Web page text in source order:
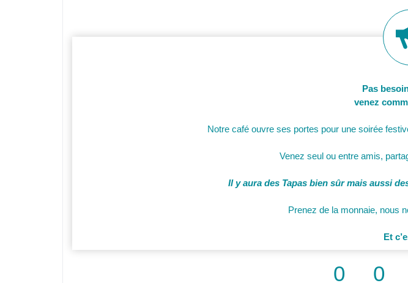
Pas
venez
Notre café ouvre ses portes pour une soirée
Venez seul ou entre amis,
Il y aura des Tapas bien sûr mais aussi
Prenez de la monnaie, nous
Et
0 0